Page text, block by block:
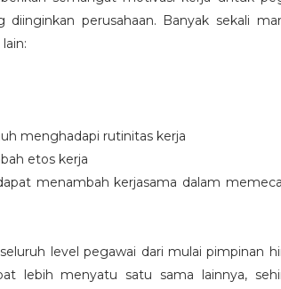
perusahaan. Banyak sekali
menghadapi rutinitas kerja
etos kerja
menambah kerjasama dalam
level pegawai dari mulai pimpinan
lebih menyatu satu sama lainnya,